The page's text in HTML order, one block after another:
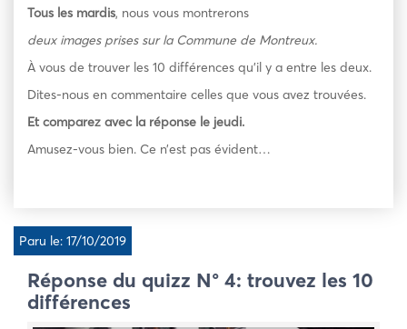
Tous les mardis, nous vous montrerons
deux images prises sur la Commune de Montreux.
À vous de trouver les 10 différences qu’il y a entre les deux.
Dites-nous en commentaire celles que vous avez trouvées.
Et comparez avec la réponse le jeudi.
Amusez-vous bien. Ce n’est pas évident…
Paru le: 17/10/2019
Réponse du quizz N° 4: trouvez les 10
différences